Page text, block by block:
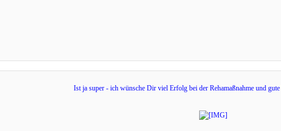
Ist ja super - ich wünsche Dir viel Erfolg bei der Rehamaßnahme und gute